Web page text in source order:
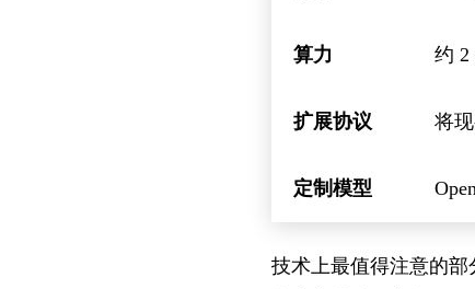
算力 约 2
扩展协议 将
定制模型
技术上最值得注意的部